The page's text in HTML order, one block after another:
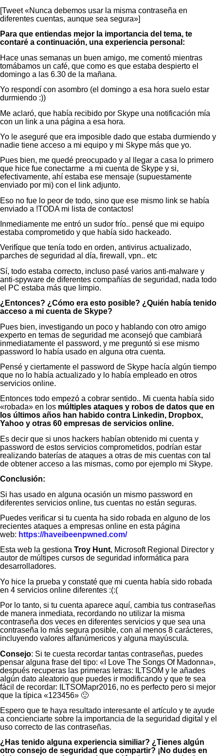
[Tweet «Nunca debemos usar la misma contraseña en
diferentes cuentas, aunque sea segura»]
Para que entiendas mejor la importancia del tema, te
contaré a continuación, una experiencia personal:
Hace unas semanas un buen amigo, me comentó mientras
tomábamos un café, que como es que estaba despierto el
domingo a las 6.30 de la mañana.
Yo respondí con asombro (el domingo a esa hora suelo estar
durmiendo :))
Me aclaró, que había recibido por Skype una notificación mía
con un link a una página a esa hora.
Yo le aseguré que era imposible dado que estaba durmiendo y
nadie tiene acceso a mi equipo y mi Skype más que yo.
Pues bien, me quedé preocupado y al llegar a casa lo primero
que hice fue conectarme a mi cuenta de Skype y si,
efectivamente, ahí estaba ese mensaje (supuestamente
enviado por mi) con el link adjunto.
Eso no fue lo peor de todo, sino que ese mismo link se había
enviado a !TODA mi lista de contactos!
Inmediamente me entró un sudor frío.. pensé que mi equipo
estaba comprometido y que había sido hackeado.
Verifíque que tenía todo en orden, antivirus actualizado,
parches de seguridad al día, firewall, vpn.. etc
Sí, todo estaba correcto, incluso pasé varios anti-malware y
anti-spyware de diferentes compañías de seguridad, nada todo
el PC estaba más que limpio.
¿Entonces? ¿Cómo era esto posible? ¿Quién había tenido
acceso a mi cuenta de Skype?
Pues bien, investigando un poco y hablando con otro amigo
experto en temas de seguridad me aconsejó que cambiará
inmediatamente el password, y me preguntó si ese mismo
password lo había usado en alguna otra cuenta.
Pensé y ciertamente el password de Skype hacía algún tiempo
que no lo había actualizado y lo había empleado en otros
servicios online.
Entonces todo empezó a cobrar sentido.. Mi cuenta había sido
«robada» en los múltiples ataques y robos de datos que en
los últimos años han habido contra Linkedin, Dropbox,
Yahoo y otras 60 empresas de servicios online.
Es decir que si unos hackers habían obtenido mi cuenta y
password de estos servicios comprometidos, podrían estar
realizando baterías de ataques a otras de mis cuentas con tal
de obtener acceso a las mismas, como por ejemplo mi Skype.
Conclusión:
Si has usado en alguna ocasión un mismo password en
diferentes servicios online, tus cuentas no están seguras.
Puedes verificar si tu cuenta ha sido robada en alguno de los
recientes ataques a empresas online en esta página
web: https://haveibeenpwned.com/
Esta web la gestiona Troy Hunt, Microsoft Regional Director y
autor de múltipes cursos de seguridad informática para
desarrolladores.
Yo hice la prueba y constaté que mi cuenta había sido robada
en 4 servicios online diferentes :(:(
Por lo tanto, si tu cuenta aparece aquí, cambia tus contraseñas
de manera inmediata, recordando no utilizar la misma
contraseña dos veces en diferentes servicios y que sea una
contraseña lo más segura posible, con al menos 8 carácteres,
incluyendo valores alfanúmericos y alguna mayúscula.
Consejo: Si te cuesta recordar tantas contraseñas, puedes
pensar alguna frase del tipo: «I Love The Songs Of Madonna»,
después recuperas las primeras letras: ILTSOM y le añades
algún dato aleatorio que puedes ir modificando y que te sea
fácil de recordar: ILTSOMapr2016, no es perfecto pero si mejor
que la típica «123456» 🙂
Espero que te haya resultado interesante el artículo y te ayude
a concienciarte sobre la importancia de la seguridad digital y el
uso correcto de las contraseñas.
¿Has tenido alguna experiencia similiar? ¿Tienes algún
otro consejo de seguridad que compartir? ¡No dudes en